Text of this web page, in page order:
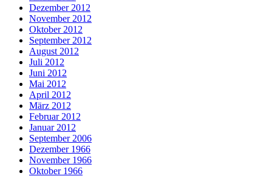
Dezember 2012
November 2012
Oktober 2012
September 2012
August 2012
Juli 2012
Juni 2012
Mai 2012
April 2012
März 2012
Februar 2012
Januar 2012
September 2006
Dezember 1966
November 1966
Oktober 1966